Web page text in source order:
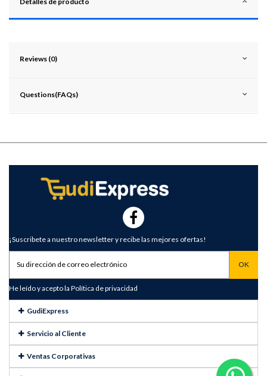
Reviews (0)
Questions(FAQs)
¡Suscribete a nuestro newsletter y recibe las mejores ofertas!
He leído y acepto la Política de privacidad
GudiExpress
Servicio al Cliente
Ventas Corporativas